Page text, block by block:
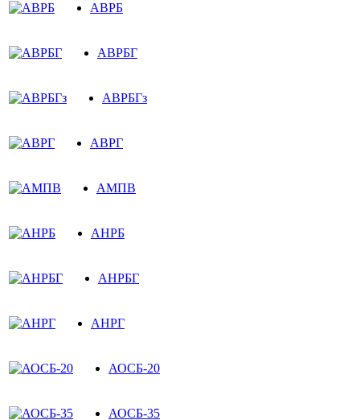
АВРБ
АВРБГ
АВРБГз
АВРГ
АМПВ
АНРБ
АНРБГ
АНРГ
АОСБ-20
АОСБ-35